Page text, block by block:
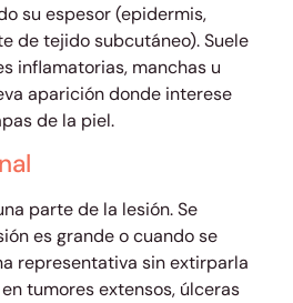
su espesor (epidermis,
de tejido subcutáneo). Suele
inflamatorias, manchas u
aparición donde interese
de la piel.
parte de la lesión. Se
es grande o cuando se
representativa sin extirparla
tumores extensos, úlceras